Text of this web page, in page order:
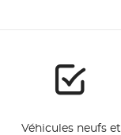
Véhicules neufs et